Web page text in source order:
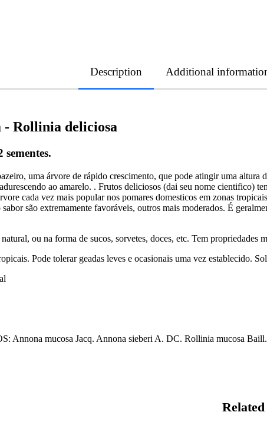
Description Additional
- Rollinia deliciosa
sementes.
uma árvore de rápido crescimento, que pode atingir uma altura
ao amarelo. . Frutos deliciosos (dai seu nome cientifico)
cada vez mais popular nos pomares domesticos em zonas
são extremamente favoráveis, outros mais moderados. É
ou na forma de sucos, sorvetes, doces, etc. Tem propriedades
Pode tolerar geadas leves e ocasionais uma vez establecido.
Annona mucosa Jacq. Annona sieberi A. DC. Rollinia mucosa